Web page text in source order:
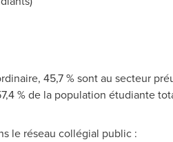
45,7 % sont au secteur
% de la population étudiante
le réseau collégial public :